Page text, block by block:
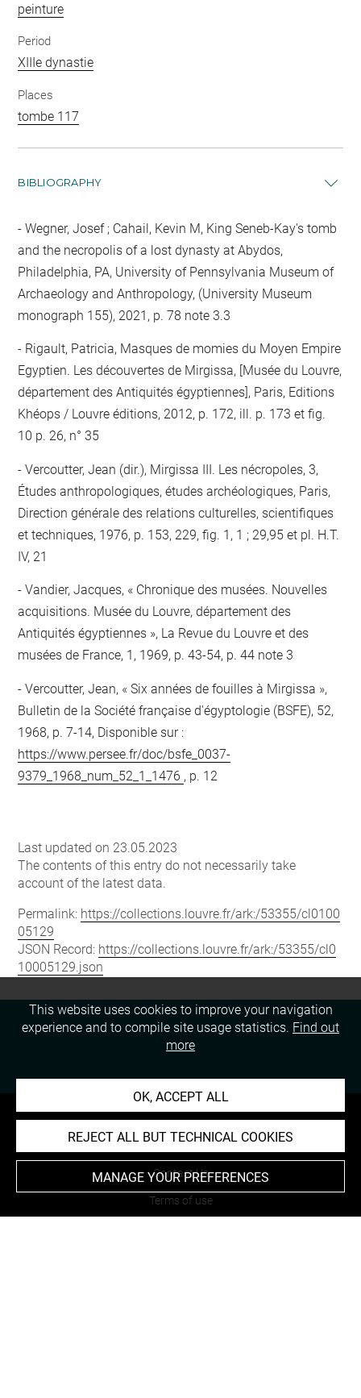
peinture
Period
XIIIe dynastie
Places
tombe 117
BIBLIOGRAPHY
Wegner, Josef ; Cahail, Kevin M, King Seneb-Kay's tomb
and the necropolis of a lost dynasty at Abydos,
Philadelphia, PA, University of Pennsylvania Museum of
Archaeology and Anthropology, (University Museum
monograph 155), 2021, p. 78 note 3.3
Rigault, Patricia, Masques de momies du Moyen Empire
Egyptien. Les découvertes de Mirgissa, [Musée du Louvre,
département des Antiquités égyptiennes], Paris, Editions
Khéops / Louvre éditions, 2012, p. 172, ill. p. 173 et fig.
10 p. 26, n° 35
Vercoutter, Jean (dir.), Mirgissa III. Les nécropoles, 3,
Études anthropologiques, études archéologiques, Paris,
Direction générale des relations culturelles, scientifiques
et techniques, 1976, p. 153, 229, fig. 1, 1 ; 29,95 et pl. H.T.
IV, 21
Vandier, Jacques, « Chronique des musées. Nouvelles
acquisitions. Musée du Louvre, département des
Antiquités égyptiennes », La Revue du Louvre et des
musées de France, 1, 1969, p. 43-54, p. 44 note 3
Vercoutter, Jean, « Six années de fouilles à Mirgissa »,
Bulletin de la Société française d'égyptologie (BSFE), 52,
1968, p. 7-14, Disponible sur :
https://www.persee.fr/doc/bsfe_0037-
9379_1968_num_52_1_1476 , p. 12
Last updated on 23.05.2023
The contents of this entry do not necessarily take
account of the latest data.
Permalink: https://collections.louvre.fr/ark:/53355/cl0100
05129
JSON Record: https://collections.louvre.fr/ark:/53355/cl0
10005129.json
About
Contact Us
Terms of use
This website uses cookies to improve your navigation
experience and to compile site usage statistics. Find out
more
OK, ACCEPT ALL
REJECT ALL BUT TECHNICAL COOKIES
MANAGE YOUR PREFERENCES